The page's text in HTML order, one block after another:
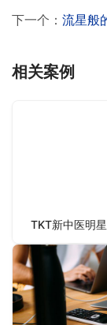
下一个： 流星般
相关案例
TKT新中医明